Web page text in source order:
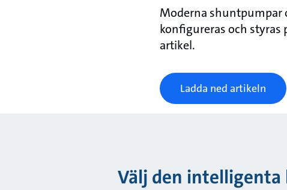
Moderna shuntpumpar
konfigureras och styras
artikel.
Ladda ned artikeln
Välj den intelligenta